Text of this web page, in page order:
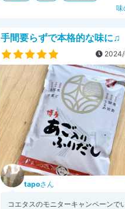
味
手間要らずで本格的な味に♫
tapoさん
コエタスのモニターキャンペーンで